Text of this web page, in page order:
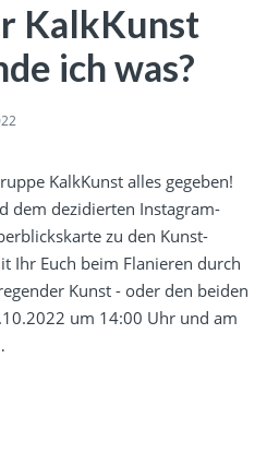
KalkKunst
ich was?
KalkKunst alles gegeben!
dem dezidierten Instagram-
zu den Kunst-
Ihr Euch beim Flanieren durch
Kunst - oder den beiden
um 14:00 Uhr und am